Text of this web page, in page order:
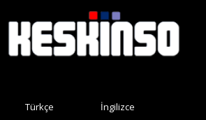
Arama formu
Türkçe İngilizce